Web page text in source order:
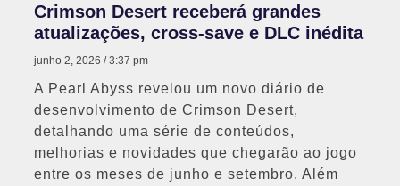
Crimson Desert receberá grandes
atualizações, cross-save e DLC inédita
junho 2, 2026 3:37 pm
A Pearl Abyss revelou um novo diário de
desenvolvimento de Crimson Desert,
detalhando uma série de conteúdos,
melhorias e novidades que chegarão ao jogo
entre os meses de junho e setembro. Além